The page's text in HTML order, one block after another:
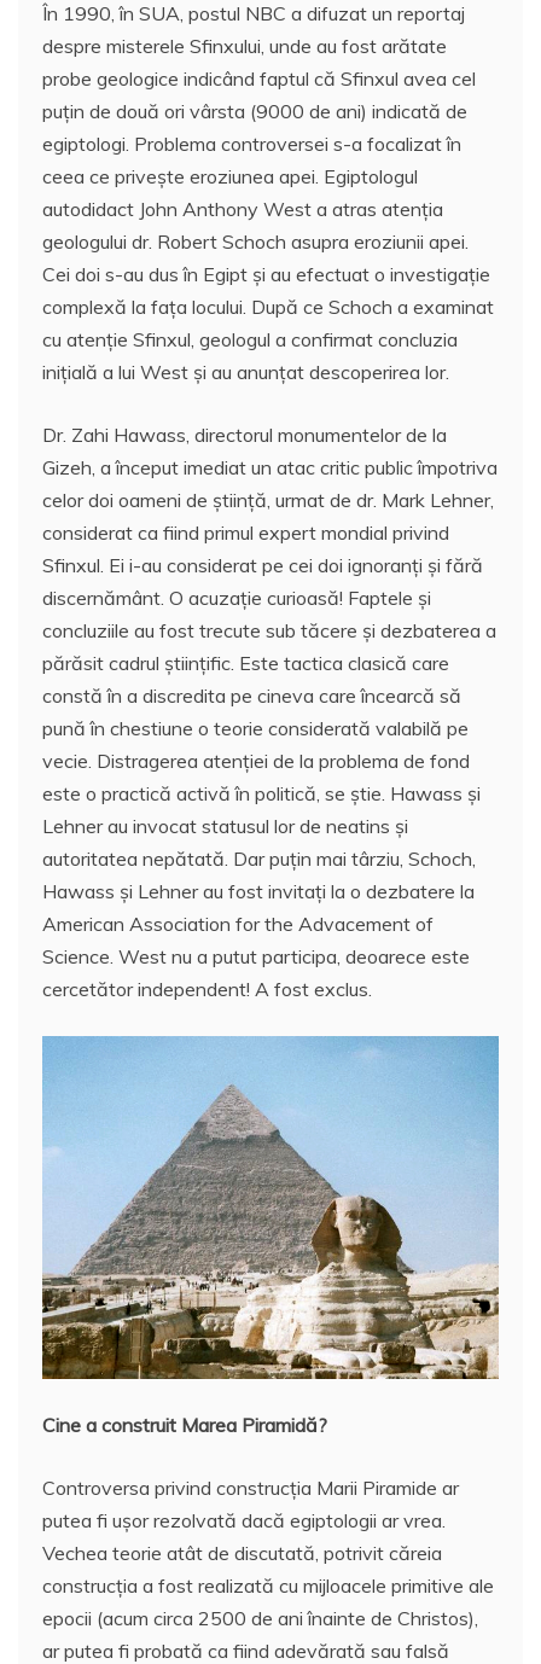
În 1990, în SUA, postul NBC a difuzat un reportaj
despre misterele Sfinxului, unde au fost arătate
probe geologice indicând faptul că Sfinxul avea cel
puţin de două ori vârsta (9000 de ani) indicată de
egiptologi. Problema controversei s-a focalizat în
ceea ce priveşte eroziunea apei. Egiptologul
autodidact John Anthony West a atras atenţia
geologului dr. Robert Schoch asupra eroziunii apei.
Cei doi s-au dus în Egipt şi au efectuat o investigaţie
complexă la faţa locului. După ce Schoch a examinat
cu atenţie Sfinxul, geologul a confirmat concluzia
iniţială a lui West şi au anunţat descoperirea lor.
Dr. Zahi Hawass, directorul monumentelor de la
Gizeh, a început imediat un atac critic public împotriva
celor doi oameni de ştiinţă, urmat de dr. Mark Lehner,
considerat ca fiind primul expert mondial privind
Sfinxul. Ei i-au considerat pe cei doi ignoranţi şi fără
discernământ. O acuzaţie curioasă! Faptele şi
concluziile au fost trecute sub tăcere şi dezbaterea a
părăsit cadrul ştiinţific. Este tactica clasică care
constă în a discredita pe cineva care încearcă să
pună în chestiune o teorie considerată valabilă pe
vecie. Distragerea atenţiei de la problema de fond
este o practică activă în politică, se ştie. Hawass şi
Lehner au invocat statusul lor de neatins şi
autoritatea nepătată. Dar puţin mai târziu, Schoch,
Hawass şi Lehner au fost invitaţi la o dezbatere la
American Association for the Advacement of
Science. West nu a putut participa, deoarece este
cercetător independent! A fost exclus.
Cine a construit Marea Piramidă?
Controversa privind construcţia Marii Piramide ar
putea fi uşor rezolvată dacă egiptologii ar vrea.
Vechea teorie atât de discutată, potrivit căreia
construcţia a fost realizată cu mijloacele primitive ale
epocii (acum circa 2500 de ani înainte de Christos),
ar putea fi probată ca fiind adevărată sau falsă